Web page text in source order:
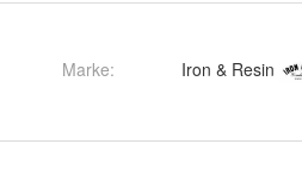
Marke: Iron & Resin